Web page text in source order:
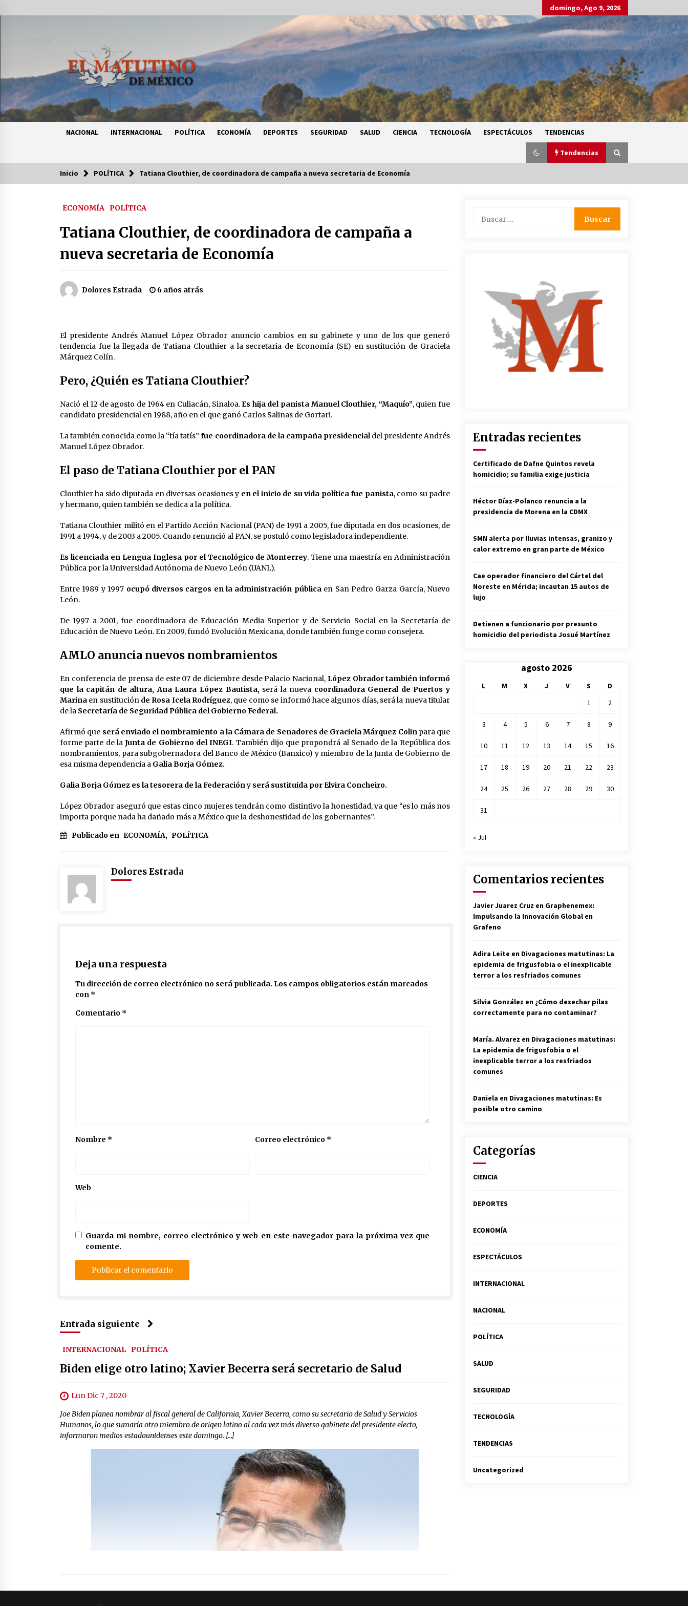
al
domingo, Ago 9, 2026
NACIONAL INTERNACIONAL POLÍTICA ECONOMÍA DEPORTES SEGURIDAD SALUD CIENCIA TECNOLOGÍA ESPECTÁCULOS TENDENCIAS
Tendencias
Tendencias
Certificado de Dafne Quintos revela
3 semanas atrás 3 semanas atrás
granizo y calor extremo en gran
Cae operador financiero del Cártel
3 semanas atrás
2 meses atrás 2 meses atrás
Zar antidrogas de EE.UU.: “vamos
por los políticos mexicanos que
protegen al narco”
2 meses atrás
2 meses atrás
México libraría posible arancel de
EE.UU. en 85% de sus exportaciones
Inicio POLÍTICA Tatiana Clouthier, de coordinadora de campaña a nueva secretaria de Economía
ECONOMÍA POLÍTICA
Tatiana Clouthier, de coordinadora de campaña a
nueva secretaria de Economía
Dolores Estrada 6 años atrás
El presidente Andrés Manuel López Obrador anuncio cambios en su gabinete y uno de los que generó
tendencia fue la llegada de Tatiana Clouthier a la secretaria de Economía (SE) en sustitución de Graciela
Márquez Colín.
Pero, ¿Quién es Tatiana Clouthier?
Nació el 12 de agosto de 1964 en Culiacán, Sinaloa.Es hija del panista Manuel Clouthier, “Maquío”, quien fue
candidato presidencial en 1988, año en el que ganó Carlos Salinas de Gortari.
La también conocida como la “tía tatís”fue coordinadora de la campaña presidencialdel presidente Andrés
Manuel López Obrador.
El paso de Tatiana Clouthier por el PAN
Clouthier ha sido diputada en diversas ocasiones y en el inicio de su vida política fue panista, como su padre
y hermano, quien también se dedica a la política.
Tatiana Clouthier militó en el Partido Acción Nacional (PAN) de 1991 a 2005, fue diputada en dos ocasiones, de
1991 a 1994, y de 2003 a 2005. Cuando renunció al PAN, se postuló como legisladora independiente.
Es licenciada en Lengua Inglesa por el Tecnológico de Monterrey. Tiene una maestría en Administración
Pública por la Universidad Autónoma de Nuevo León (UANL).
Entre 1989 y 1997 ocupó diversos cargos en la administración públicaen San Pedro Garza García, Nuevo
León.
De 1997 a 2001, fue coordinadora de Educación Media Superior y de Servicio Social en la Secretaría de
Educación de Nuevo León. En 2009, fundó Evolución Mexicana, donde también funge como consejera.
AMLO anuncia nuevos nombramientos
En conferencia de prensa de este 07 de diciembre desde Palacio Nacional, López Obrador también informó
que la capitán de altura, Ana Laura López Bautista,será la nueva coordinadora General de Puertos y
Marina en sustitución de Rosa Icela Rodríguez, que como se informó hace algunos días, será la nueva titular
de la Secretaría de Seguridad Pública del Gobierno Federal.
Afirmó que será enviado el nombramiento a la Cámara de Senadores de Graciela Márquez Colin para que
forme parte de laJunta de Gobierno del INEGI. También dijo que propondrá al Senado de la República dos
nombramientos, para subgobernadora del Banco de México (Banxico) y miembro de la Junta de Gobierno de
esa misma dependencia a Galia Borja Gómez.
Galia Borja Gómez es la tesorera de la Federacióny será sustituida por Elvira Concheiro.
López Obrador aseguró que estas cinco mujeres tendrán como distintivo la honestidad, ya que “es lo más nos
importa porque nada ha dañado más a México que la deshonestidad de los gobernantes”.
Publicado en ECONOMÍA, POLÍTICA
Dolores Estrada
Deja una respuesta
Tu dirección de correo electrónico no será publicada. Los campos obligatorios están marcados
con *
Comentario *
Nombre * Correo electrónico *
Web
Guarda mi nombre, correo electrónico y web en este navegador para la próxima vez que
comente.
Entrada siguiente
INTERNACIONAL POLÍTICA
Biden elige otro latino; Xavier Becerra será secretario de Salud
Lun Dic 7 , 2020
Joe Biden planea nombrar al fiscal general de California, Xavier Becerra, como su secretario de Salud y Servicios
Humanos, lo que sumaría otro miembro de origen latino al cada vez más diverso gabinete del presidente electo,
informaron medios estadounidenses este domingo. […]
Entradas recientes
Certificado de Dafne Quintos revela
homicidio; su familia exige justicia
Héctor Díaz-Polanco renuncia a la
presidencia de Morena en la CDMX
SMN alerta por lluvias intensas, granizo y
calor extremo en gran parte de México
Cae operador financiero del Cártel del
Noreste en Mérida; incautan 15 autos de
lujo
Detienen a funcionario por presunto
homicidio del periodista Josué Martínez
agosto 2026
L M X J V S
D
1
2
3 4 5 6 7 8 9
10 11 12 13 14 15 16
17 18 19 20 21 22 23
24 25 26 27 28 29 30
31
« Jul
Comentarios recientes
Javier Juarez Cruz en Graphenemex:
Impulsando la Innovación Global en
Grafeno
Adira Leite en Divagaciones matutinas: La
epidemia de frigusfobia o el inexplicable
terror a los resfriados comunes
Silvia González en ¿Cómo desechar pilas
correctamente para no contaminar?
María. Alvarez en Divagaciones matutinas:
La epidemia de frigusfobia o el
inexplicable terror a los resfriados
comunes
Daniela en Divagaciones matutinas: Es
posible otro camino
Categorías
CIENCIA
DEPORTES
ECONOMÍA
ESPECTÁCULOS
INTERNACIONAL
NACIONAL
POLÍTICA
SALUD
SEGURIDAD
TECNOLOGÍA
TENDENCIAS
Uncategorized